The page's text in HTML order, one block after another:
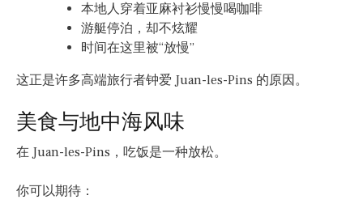
本地人穿着亚麻衬衫慢慢喝咖啡
游艇停泊，却不炫耀
时间在这里被“放慢”
这正是许多高端旅行者钟爱 Juan-les-Pins 的原因。
美食与地中海风味
在 Juan-les-Pins，吃饭是一种放松。
你可以期待：